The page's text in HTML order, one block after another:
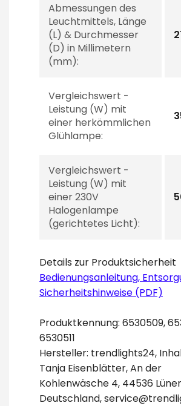
Abmessungen des
Leuchtmittels, Länge
(L) & Durchmesser
(D) in Millimetern
(mm):
Vergleichswert -
Leistung (W) mit
einer herkömmlichen
Glühlampe:
Vergleichswert -
Leistung (W) mit
einer 230V
Halogenlampe
(gerichtetes Licht):
Details zur Produktsicherheit
Bedienungsanleitung,
Sicherheitshinweise (PDF)
Produktkennung: 6530509,
6530511
Hersteller: trendlights24,
Tanja Eisenblätter, An der
Kohlenwäsche 4, 44536
Deutschland,